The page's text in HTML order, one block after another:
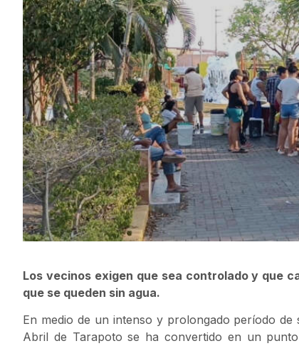
Los vecinos exigen que sea controlado y que
que se queden sin agua.
En medio de un intenso y prolongado período
Abril de Tarapoto se ha convertido en un